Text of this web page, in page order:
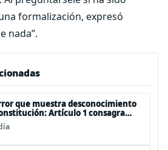
formalización, expresó
nada”.
que muestra desconocimiento
Artículo 1 consagra
la seguridad nacional y
a los ciudadanos